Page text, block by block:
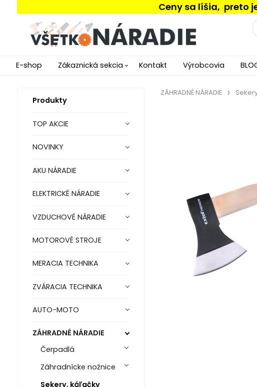
Ceny sa líšia, preto
E-shop Zákaznická sekcia Kontakt Výrobcovia
Produkty
TOP AKCIE
NOVINKY
AKU NÁRADIE
ELEKTRICKÉ NÁRADIE
VZDUCHOVÉ NÁRADIE
MOTOROVÉ STROJE
MERACIA TECHNIKA
ZVÁRACIA TECHNIKA
AUTO-MOTO
ZÁHRADNÉ NÁRADIE
Čerpadlá
Záhradnícke nožnice
Sekery, káľačky
ZÁHRADNÉ NÁRADIE